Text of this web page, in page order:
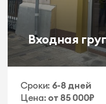
Входная
Сроки: 6-8 дней
Цена: от 85 000₽